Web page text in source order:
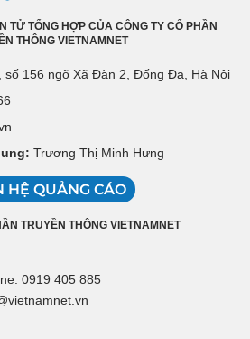
TỬ TỔNG HỢP CỦA CÔNG TY CỔ PHẦN
THÔNG VIETNAMNET
số 156 ngõ Xã Đàn 2, Đống Đa, Hà Nội
Trương Thị Minh Hưng
HỆ QUẢNG CÁO
TRUYỀN THÔNG VIETNAMNET
0919 405 885